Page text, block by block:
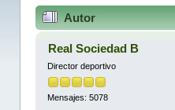
Autor
Real Sociedad B
Director deportivo
Mensajes: 5078